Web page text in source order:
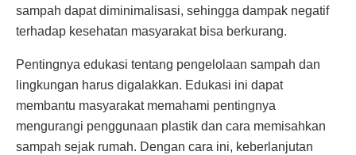
sampah dapat diminimalisasi, sehingga dampak negatif
terhadap kesehatan masyarakat bisa berkurang.
Pentingnya edukasi tentang pengelolaan sampah dan
lingkungan harus digalakkan. Edukasi ini dapat
membantu masyarakat memahami pentingnya
mengurangi penggunaan plastik dan cara memisahkan
sampah sejak rumah. Dengan cara ini, keberlanjutan